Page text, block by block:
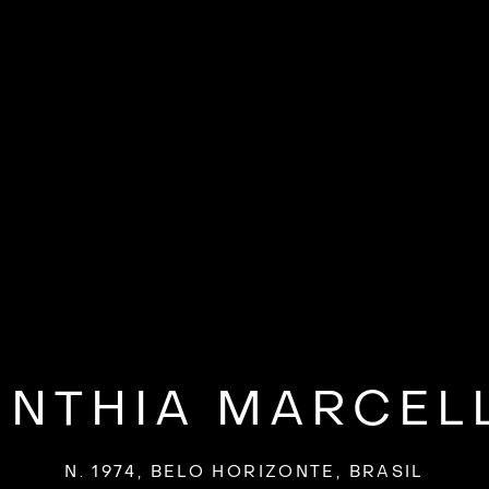
N. 1974, BELO HORIZONTE, BRASIL